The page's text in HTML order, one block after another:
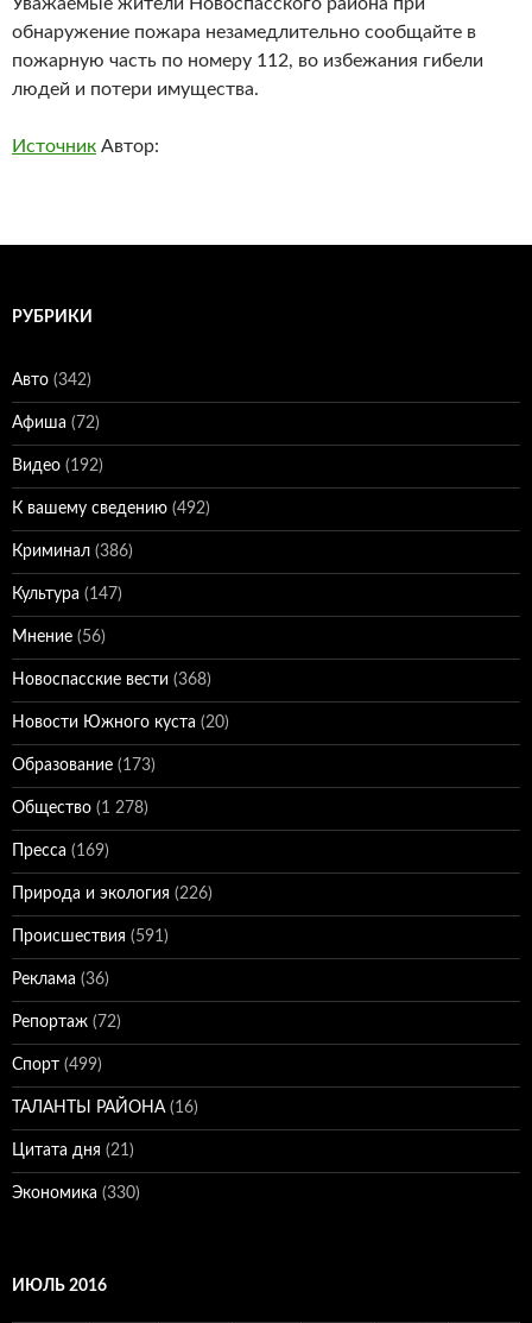
обнаружение пожара незамедлительно сообщайте в
пожарную часть по номеру 112, во избежания гибели
людей и потери имущества.
Источник Автор:
РУБРИКИ
Авто (342)
Афиша (72)
Видео (192)
К вашему сведению (492)
Криминал (386)
Культура (147)
Мнение (56)
Новоспасские вести (368)
Новости Южного куста (20)
Образование (173)
Общество (1 278)
Пресса (169)
Природа и экология (226)
Происшествия (591)
Реклама (36)
Репортаж (72)
Спорт (499)
ТАЛАНТЫ РАЙОНА (16)
Цитата дня (21)
Экономика (330)
ИЮЛЬ 2016